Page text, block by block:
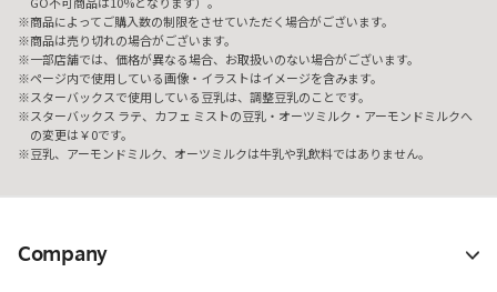
商品によってご購入数の制限をさせていただく場合がございます。
商品は売り切れの場合がございます。
一部店舗では、価格が異なる場合、お取扱いのない場合がございます。
ページ内で使用している画像・イラストはイメージを含みます。
スターバックスで使用している豆乳は、調整豆乳のことです。
スターバックス ラテ、カフェ ミストの豆乳・オーツミルク・アーモンドミルクへ
の変更は￥0です。
豆乳、アーモンドミルク、オーツミルクは牛乳や乳飲料ではありません。
Company